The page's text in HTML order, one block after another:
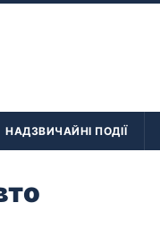
НАДЗВИЧАЙНІ ПОДІЇ